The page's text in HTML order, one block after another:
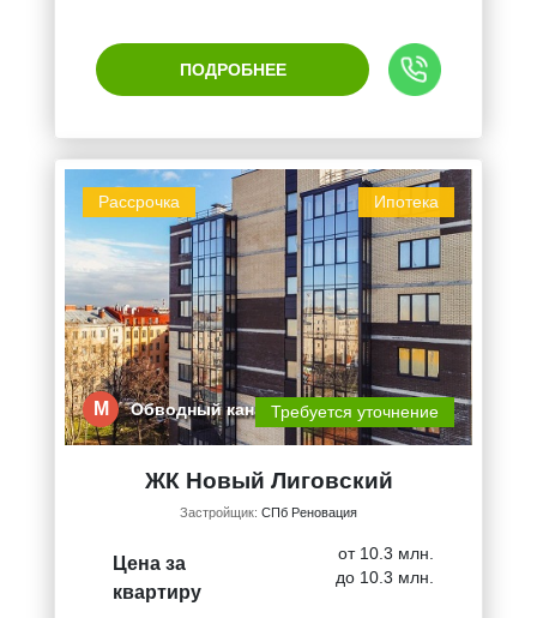
ПОДРОБНЕЕ
Ипотека
Рассрочка
М Обводный кана…Требуется уточнение
ЖК Новый Лиговский
Застройщик: СПб Реновация
Цена за
квартиру
от 10.3 млн.
до 10.3 млн.